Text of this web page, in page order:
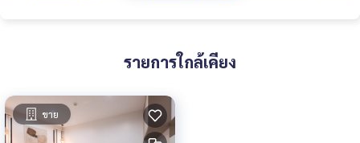
รายการใกล้เคียง
ขาย